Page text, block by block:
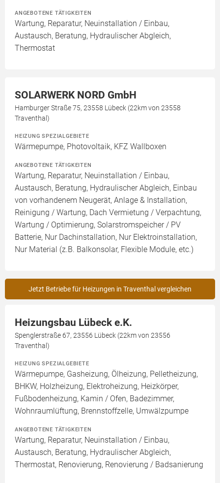
ANGEBOTENE TÄTIGKEITEN
Wartung, Reparatur, Neuinstallation / Einbau,
Austausch, Beratung, Hydraulischer Abgleich,
Thermostat
SOLARWERK NORD GmbH
Hamburger Straße 75, 23558 Lübeck (22km von 23558
Traventhal)
HEIZUNG SPEZIALGEBIETE
Wärmepumpe, Photovoltaik, KFZ Wallboxen
ANGEBOTENE TÄTIGKEITEN
Wartung, Reparatur, Neuinstallation / Einbau,
Austausch, Beratung, Hydraulischer Abgleich, Einbau
von vorhandenem Neugerät, Anlage & Installation,
Reinigung / Wartung, Dach Vermietung / Verpachtung,
Wartung / Optimierung, Solarstromspeicher / PV
Batterie, Nur Dachinstallation, Nur Elektroinstallation,
Nur Material (z.B. Balkonsolar, Flexible Module, etc.)
Jetzt Betriebe für Heizungen in Traventhal vergleichen
Heizungsbau Lübeck e.K.
Spenglerstraße 67, 23556 Lübeck (22km von 23556
Traventhal)
HEIZUNG SPEZIALGEBIETE
Wärmepumpe, Gasheizung, Ölheizung, Pelletheizung,
BHKW, Holzheizung, Elektroheizung, Heizkörper,
Fußbodenheizung, Kamin / Ofen, Badezimmer,
Wohnraumlüftung, Brennstoffzelle, Umwälzpumpe
ANGEBOTENE TÄTIGKEITEN
Wartung, Reparatur, Neuinstallation / Einbau,
Austausch, Beratung, Hydraulischer Abgleich,
Thermostat, Renovierung, Renovierung / Badsanierung